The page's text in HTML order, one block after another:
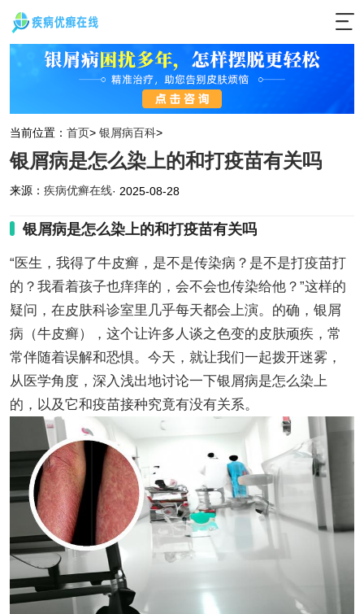
当前位置： 首页> 银屑病百科>
银屑病是怎么染上的和打疫苗有关吗
来源： 疾病优癣在线· 2025-08-28
银屑病是怎么染上的和打疫苗有关吗
“医生，我得了牛皮癣，是不是传染病？是不是打疫苗打
的？我看着孩子也痒痒的，会不会也传染给他？”这样的
疑问，在皮肤科诊室里几乎每天都会上演。的确，银屑
病（牛皮癣），这个让许多人谈之色变的皮肤顽疾，常
常伴随着误解和恐惧。今天，就让我们一起拨开迷雾，
从医学角度，深入浅出地讨论一下银屑病是怎么染上
的，以及它和疫苗接种究竟有没有关系。